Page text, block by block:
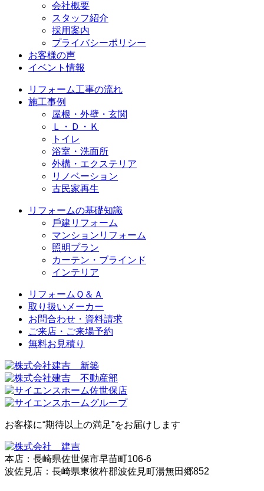
会社概要
スタッフ紹介
採⽤案内
プライバシーポリシー
お客様の声
イベント情報
リフォーム⼯事の流れ
施⼯事例
屋根・外壁・玄関
Ｌ・Ｄ・Ｋ
トイレ
浴室・洗⾯所
外構・エクステリア
リノベーション
古民家再生
リフォームの基礎知識
⼾建リフォーム
マンションリフォーム
照明プラン
カーテン・ブラインド
インテリア
リフォームＱ＆Ａ
取り扱いメーカー
お問合わせ・資料請求
ご来店・ご来場予約
無料お⾒積り
お客様に“期待以上の満足”をお届けします
本店：長崎県佐世保市早苗町106-6
波佐見店：長崎県東彼杵郡波佐見町湯無田郷852